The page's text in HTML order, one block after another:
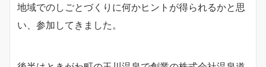
地域でのしごとづくりに何かヒントが得られるかと思
い、参加してきました。